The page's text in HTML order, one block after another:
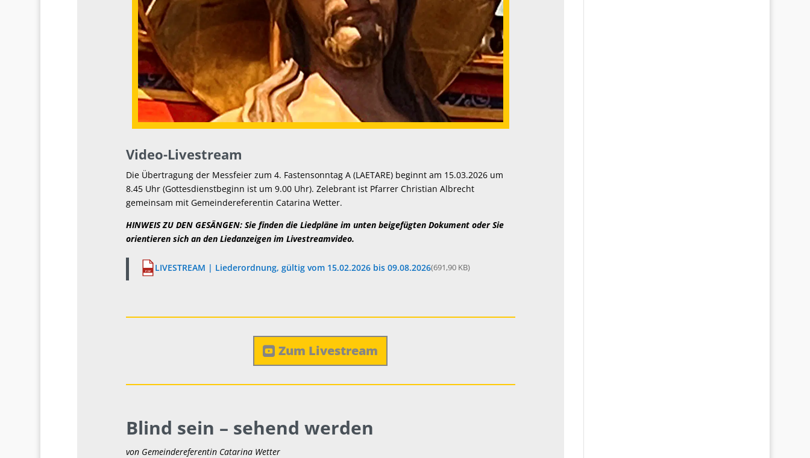
Video-Livestream
Die Übertragung der Messfeier zum 4. Fastensonntag A (LAETARE) beginnt am 15.03.2026 um
8.45 Uhr (Gottesdienstbeginn ist um 9.00 Uhr). Zelebrant ist Pfarrer Christian Albrecht
gemeinsam mit Gemeindereferentin Catarina Wetter.
HINWEIS ZU DEN GESÄNGEN: Sie finden die Liedpläne im unten beigefügten Dokument oder Sie
orientieren sich an den Liedanzeigen im Livestreamvideo.
PDF LIVESTREAM | Liederordnung, gültig vom 15.02.2026 bis 09.08.2026(691,90 KB)
Zum Livestream
Blind sein – sehend werden
von Gemeindereferentin Catarina Wetter